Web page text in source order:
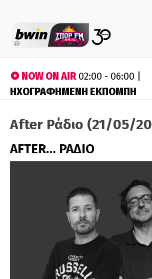
NOW ON AIR02:00 - 06:00 |
ΗΧΟΓΡΑΦΗΜΕΝΗ ΕΚΠΟΜΠΗ
After Ράδιο (21/05/
AFTER… ΡΑΔΙΟ